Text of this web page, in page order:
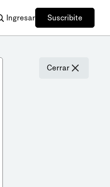
Ingresar Suscribite
Cerrar